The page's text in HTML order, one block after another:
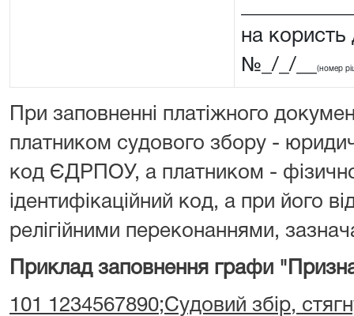
на
№_/_/__
(номер
При заповненні платіжного
платником судового збору -
код ЄДРПОУ, а платником -
ідентифікаційний код, а при його
релігійними переконаннями,
Приклад заповнення графи
101 1234567890;Судовий збір,